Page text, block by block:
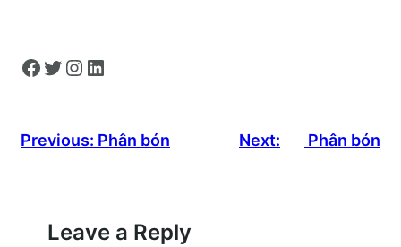
Facebook Twitter Instagram LinkedIn
Previous: Phân bón Next: Phân bón
Leave a Reply